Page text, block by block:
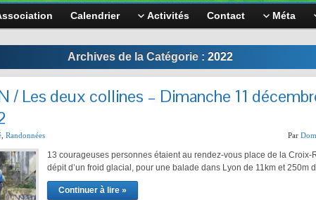
Calendrier Activités Contact Méta
Archives de la Catégorie : 2022
/ Les deux collines – Dimanche 11
Randonnées Par
13 courageuses personnes étaient au rendez-vous place de la Croix-
dépit d’un froid glacial, pour une balade dans Lyon de 11km et 250m
Continuer à lire »